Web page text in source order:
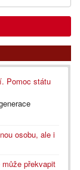
Pomoc státu
osobu, ale i
překvapit